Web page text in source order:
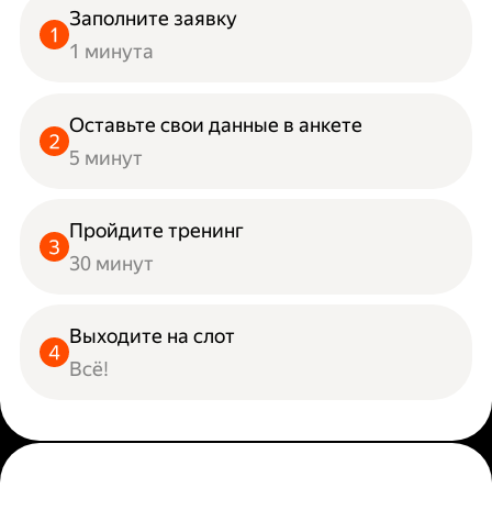
Заполните заявку
1 минута
Оставьте свои данные в анкете
5 минут
Пройдите тренинг
30 минут
Выходите на слот
Всё!